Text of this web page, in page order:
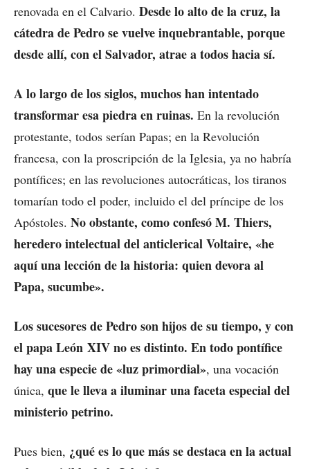
renovada en el Calvario. Desde lo alto de la cruz, la
cátedra de Pedro se vuelve inquebrantable, porque
desde allí, con el Salvador, atrae a todos hacia sí.
A lo largo de los siglos, muchos han intentado
transformar esa piedra en ruinas. En la revolución
protestante, todos serían Papas; en la Revolución
francesa, con la proscripción de la Iglesia, ya no habría
pontífices; en las revoluciones autocráticas, los tiranos
tomarían todo el poder, incluido el del príncipe de los
Apóstoles. No obstante, como confesó M. Thiers,
heredero intelectual del anticlerical Voltaire, «he
aquí una lección de la historia: quien devora al
Papa, sucumbe».
Los sucesores de Pedro son hijos de su tiempo, y con
el papa León XIV no es distinto. En todo pontífice
hay una especie de «luz primordial», una vocación
única, que le lleva a iluminar una faceta especial del
ministerio petrino.
Pues bien, ¿qué es lo que más se destaca en la actual